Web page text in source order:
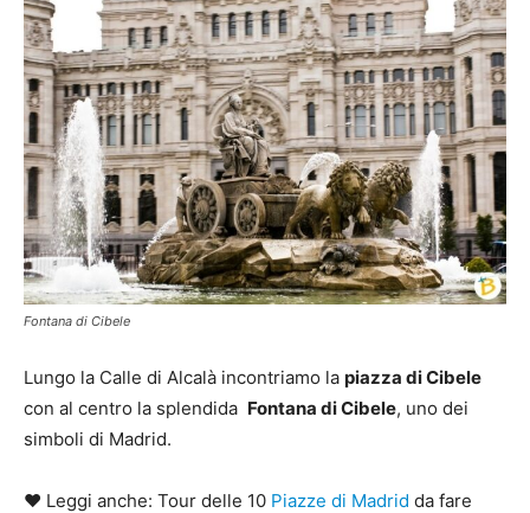
Fontana di Cibele
Lungo la Calle di Alcalà incontriamo la piazza di Cibele
con al centro la splendida Fontana di Cibele, uno dei
simboli di Madrid.
♥ Leggi anche: Tour delle 10 Piazze di Madrid da fare